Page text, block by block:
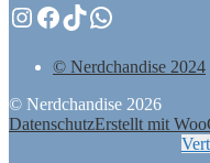
Instagram
Facebook
TikTok
WhatsApp
© Nerdchandise 2024
© Nerdchandise 2026
DatenschutzErstellt mit